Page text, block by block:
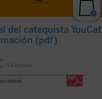
del catequista YouCat
(pdf)
IVA incluido
ebook: